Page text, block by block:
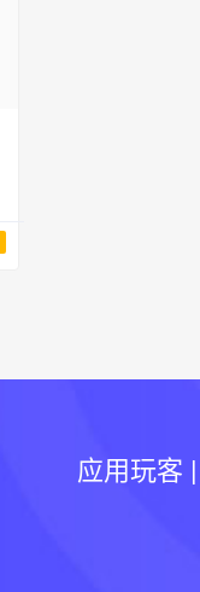
应用玩客